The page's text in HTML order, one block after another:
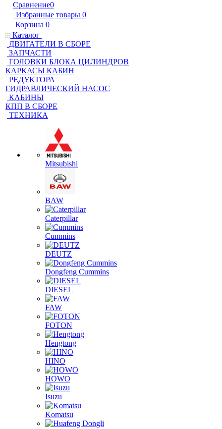
Сравнение0
Избранные товары 0
Корзина 0
Каталог
ДВИГАТЕЛИ В СБОРЕ
ЗАПЧАСТИ
ГОЛОВКИ БЛОКА ЦИЛИНДРОВ
КАРКАСЫ КАБИН
РЕДУКТОРА
ГИДРАВЛИЧЕСКИЙ НАСОС
КАБИНЫ
КПП В СБОРЕ
ТЕХНИКА
Mitsubishi
BAW
Caterpillar
Cummins
DEUTZ
Dongfeng Cummins
DIESEL
FAW
FOTON
Hengtong
HINO
HOWO
Isuzu
Komatsu